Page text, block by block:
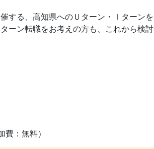
する、高知県へのＵターン・Ｉターンを
ーン転職をお考えの方も、これから検討
：無料）